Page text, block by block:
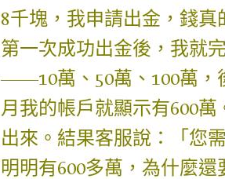
8千塊，我申請出金，錢
第一次成功出金後，我就
——10萬、50萬、100萬，
月我的帳戶就顯示有600
出來。結果客服說：「您
明明有600多萬，為什麼